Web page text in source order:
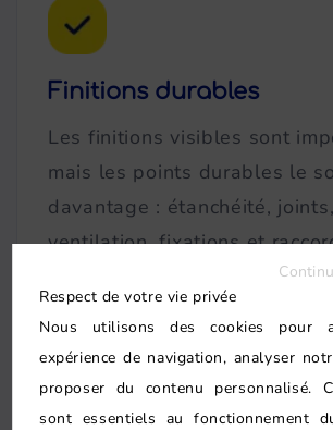
Finitions durables
Les finitions visibles sont
mais les points durables le
davantage : étanchéité, joints,
ventilation, fixations et
qui protège le projet à Paris
point sensible reste la tenue
temps.
Respect de votre vie privée
Nous utilisons des cookies pour
expérience de navigation, analyser
proposer du contenu personnalisé.
sont essentiels au fonctionnement